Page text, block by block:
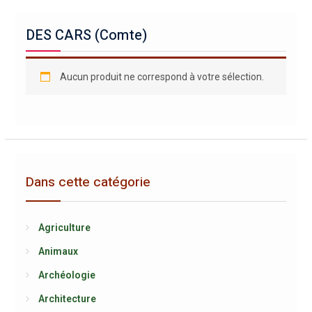
DES CARS (Comte)
Aucun produit ne correspond à votre sélection.
Dans cette catégorie
Agriculture
Animaux
Archéologie
Architecture